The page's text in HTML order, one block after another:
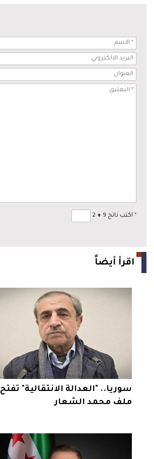
* اكتب ناتج 9 +
اقرأ أيضاً
سوريا.. "العدالة الانتقالية" تفتح
ملف محمد الشعار